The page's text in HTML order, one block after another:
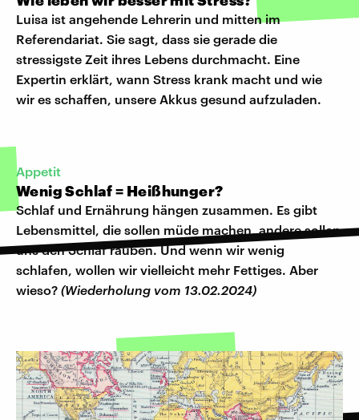
Luisa ist angehende Lehrerin und mitten im
Referendariat. Sie sagt, dass sie gerade die
stressigste Zeit ihres Lebens durchmacht. Eine
Expertin erklärt, wann Stress krank macht und wie
wir es schaffen, unsere Akkus gesund aufzuladen.
Appetit
Wenig Schlaf = Heißhunger?
Schlaf und Ernährung hängen zusammen. Es gibt
Lebensmittel, die sollen müde machen, andere sollen
uns den Schlaf rauben. Und wenn wir wenig
schlafen, wollen wir vielleicht mehr Fettiges. Aber
wieso? (Wiederholung vom 13.02.2024)